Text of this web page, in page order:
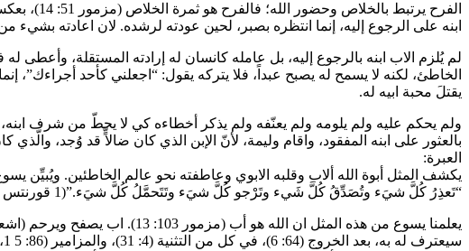
الفرح
ابنه على الرجوع إليه، إنما انتظره بصبر، لحين عودته لرشده. لان اعادته
لم يُلزم الاب ابنه بالرجوع إليه، بل عامله كانسان له إرادته المستقلة، وأعطى
الخاطئ، لكنه لا يسمح له يصبح عبداً، فلا يتركه يقول: “اجعلني كأحد أجراءك”،
يقتلَ محبة ابيه له.
ولم يحكم عليه ولم يلومه ولم يعنّفه ولم يذكر أخطاءه كي لا يحطّ من شرف
بالعثور على ابنه المفقود، واقام وليمة، لأنّ الإبن الذي كان ضالاٍّ قد وُجد،
العبرة:
يكشف المثل أبوة الله ألاب وقلبه الابوي وعاطفته نحو عالم الخاطئين. ويُبيِّن
“تَعذِرُ كُلَّ شيَء وتُصَدِّقُ كُلَّ شَيء وتَرْجو كُلَّ شيَء وتَتَحمَّلُ كُلَّ شيَء.”(1 قورنتس 13: 7).